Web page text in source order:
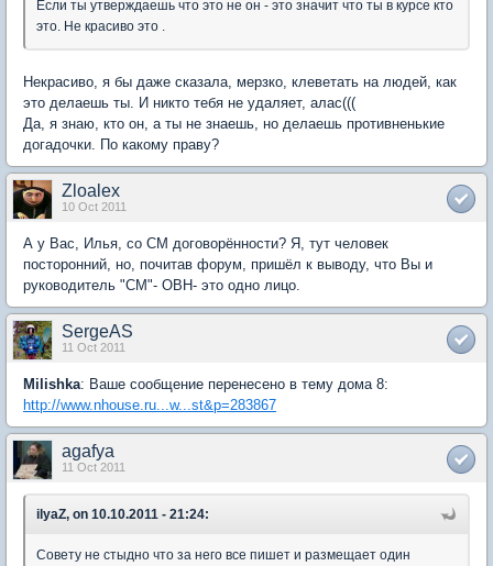
Если ты утверждаешь что это не он - это значит что ты в курсе кто
это. Не красиво это .
Некрасиво, я бы даже сказала, мерзко, клеветать на людей, как
это делаешь ты. И никто тебя не удаляет, алас(((
Да, я знаю, кто он, а ты не знаешь, но делаешь противненькие
догадочки. По какому праву?
Zloalex
10 Oct 2011
А у Вас, Илья, со СМ договорённости? Я, тут человек
посторонний, но, почитав форум, пришёл к выводу, что Вы и
руководитель "СМ"- ОВН- это одно лицо.
SergeAS
11 Oct 2011
Milishka: Ваше сообщение перенесено в тему дома 8:
http://www.nhouse.ru...w...st&p=283867
agafya
11 Oct 2011
ilyaZ, on 10.10.2011 - 21:24:
Совету не стыдно что за него все пишет и размещает один